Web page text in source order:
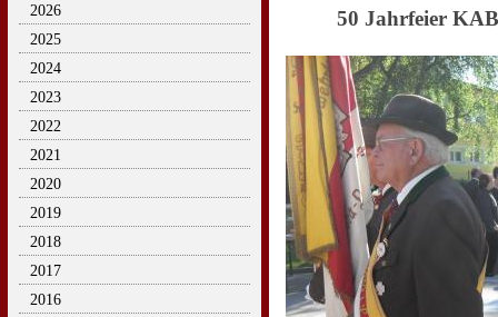
2026
2025
2024
2023
2022
2021
2020
2019
2018
2017
2016
50 Jahrfeier